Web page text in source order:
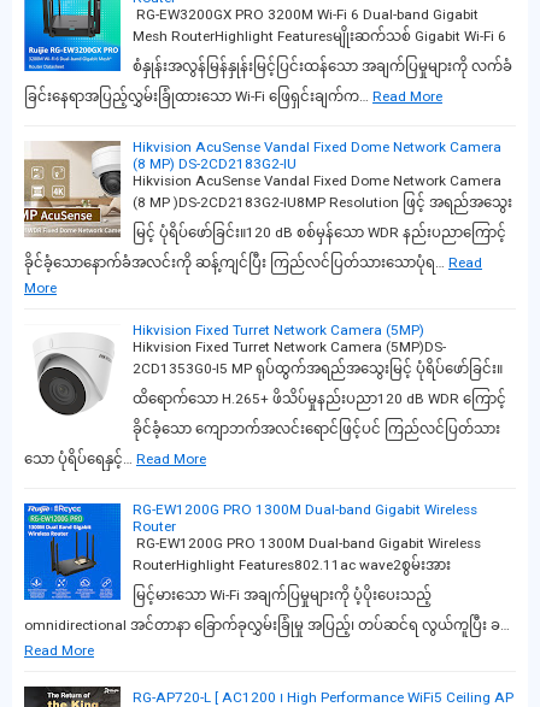
RG-EW3200GX PRO 3200M Wi-Fi 6 Dual-band Gigabit
Mesh RouterHighlight Featuresမျိုးဆက်သစ် Gigabit Wi-Fi 6
စံနှုန်းအလွန်မြန်နှုန်းမြင့်ပြင်းထန်သော အချက်ပြမှုများကို လက်ခံ
ခြင်းနေရာအပြည့်လွှမ်းခြုံထားသော Wi-Fi ဖြေရှင်းချက်က… Read More
Hikvision AcuSense Vandal Fixed Dome Network Camera
(8 MP) DS-2CD2183G2-IU
Hikvision AcuSense Vandal Fixed Dome Network Camera
(8 MP )DS-2CD2183G2-IU8MP Resolution ဖြင့် အရည်အသွေး
မြင့် ပုံရိပ်ဖော်ခြင်း။120 dB စစ်မှန်သော WDR နည်းပညာကြောင့်
ခိုင်ခံ့သောနောက်ခံအလင်းကို ဆန့်ကျင်ပြီး ကြည်လင်ပြတ်သားသောပုံရ… Read
More
Hikvision Fixed Turret Network Camera (5MP)
Hikvision Fixed Turret Network Camera (5MP)DS-
2CD1353G0-I5 MP ရုပ်ထွက်အရည်အသွေးမြင့် ပုံရိပ်ဖော်ခြင်း။
ထိရောက်သော H.265+ ဖိသိပ်မှုနည်းပညာ120 dB WDR ကြောင့်
ခိုင်ခံ့သော ကျောဘက်အလင်းရောင်ဖြင့်ပင် ကြည်လင်ပြတ်သား
သော ပုံရိပ်ရေနှင့်… Read More
RG-EW1200G PRO 1300M Dual-band Gigabit Wireless
Router
RG-EW1200G PRO 1300M Dual-band Gigabit Wireless
RouterHighlight Features802.11ac wave2စွမ်းအား
မြင့်မားသော Wi-Fi အချက်ပြမှုများကို ပံ့ပိုးပေးသည့်
omnidirectional အင်တာနာ ခြောက်ခုလွှမ်းခြုံမှု အပြည့်၊ တပ်ဆင်ရ လွယ်ကူပြီး ခ…
Read More
RG-AP720-L [ AC1200 ၊ High Performance WiFi5 Ceiling AP